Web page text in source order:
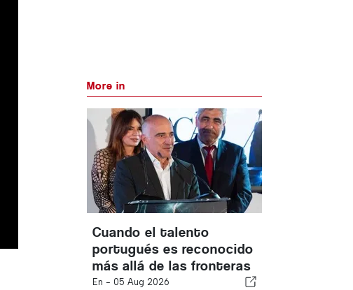
More in
Cuando el talento
portugués es reconocido
más allá de las fronteras
En - 05 Aug 2026